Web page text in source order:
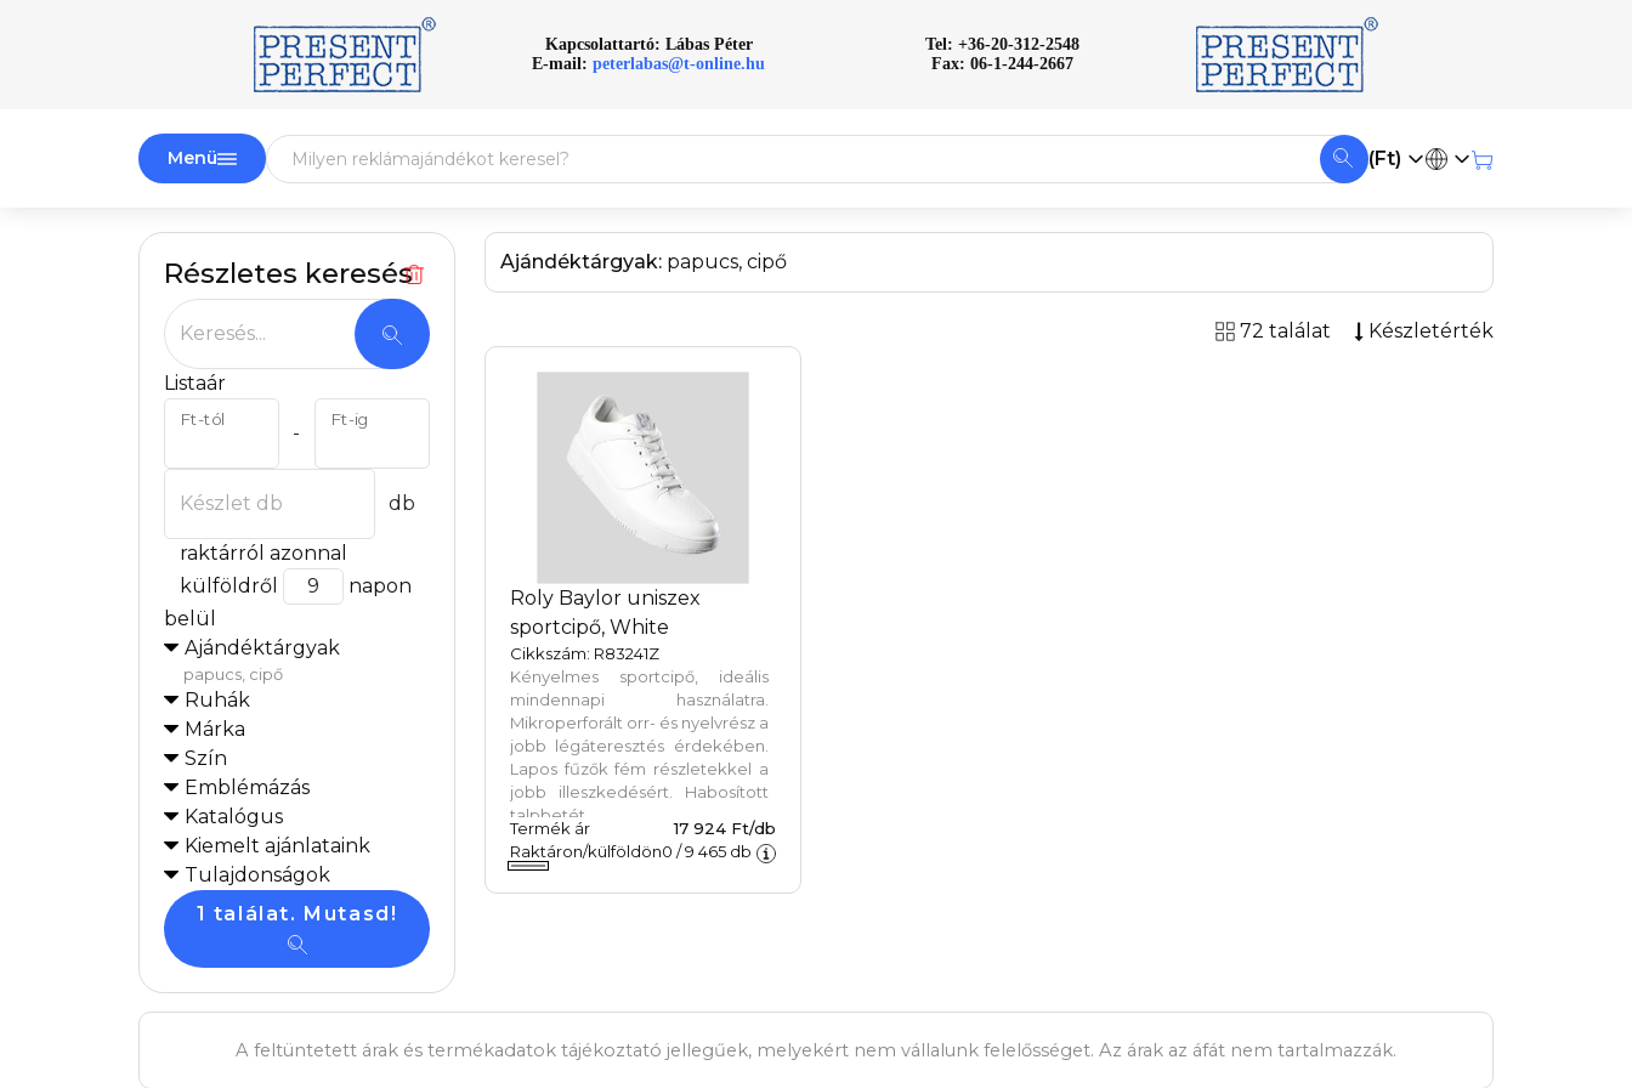
Kapcsolattartó: Lábas Péter
E-mail: peterlabas@t-online.hu
Tel: +36-20-312-2548
Fax: 06-1-244-2667
Menü (Ft)
Részletes keresés
Keresés...
Listaár
Ft-tól
-
Ft-ig
Készlet db db
raktárról azonnal
külföldről
napon
belül
Ajándéktárgyak
papucs, cipő
Ruhák
Márka
Szín
Emblémázás
Katalógus
Kiemelt ajánlataink
Tulajdonságok
Ajándéktárgyak: papucs, cipő
72 találat Készletérték
Roly Baylor uniszex
sportcipő, White
Cikkszám: R83241Z
Kényelmes sportcipő, ideális
mindennapi használatra.
Mikroperforált orr- és nyelvrész a
jobb légáteresztés érdekében.
Lapos fűzők fém részletekkel a
jobb illeszkedésért. Habosított
talpbetét.
Termék ár
17 924 Ft/db
Raktáron/külföldön0 /9 465 db
A feltüntetett árak és termékadatok tájékoztató jellegűek, melyekért nem vállalunk felelősséget. Az árak az áfát nem tartalmazzák.